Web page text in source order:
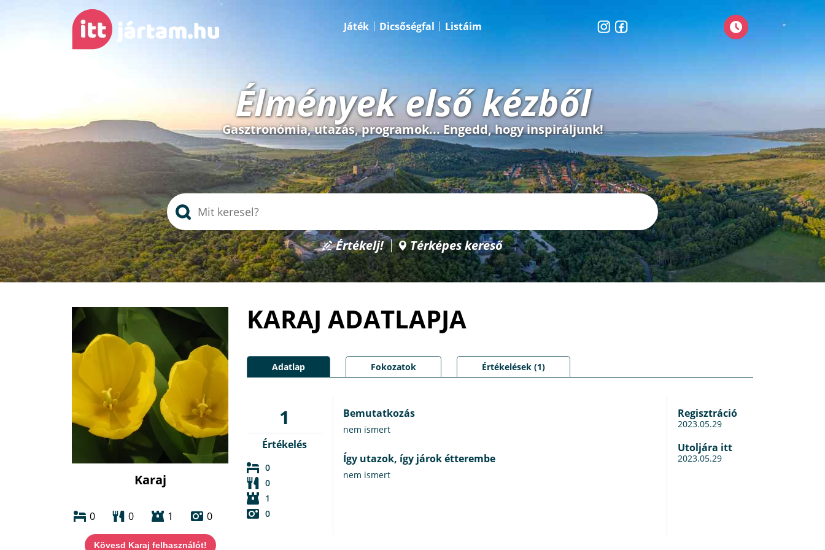
Játék Dicsőségfal Listáim
Élmények első kézből
Gasztronómia, utazás, programok... Engedd, hogy inspiráljunk!
Értékelj! Térképes kereső
Karaj
0 0 1 0
Kövesd Karaj felhasználót!
KARAJ ADATLAPJA
Adatlap Fokozatok Értékelések (1)
1
Értékelés
0
0
1
0
Bemutatkozás
nem ismert
Így utazok, így járok étterembe
nem ismert
Regisztráció
2023.05.29
Utoljára itt
2023.05.29